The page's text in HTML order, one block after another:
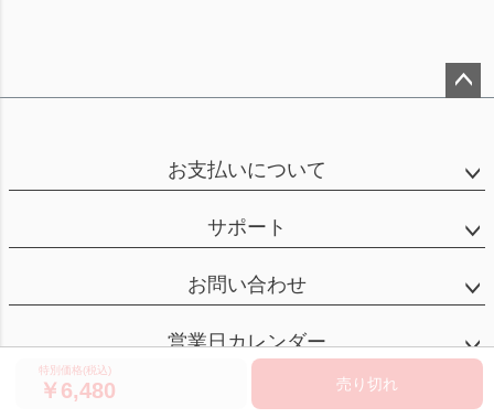
特別価格(税込)
6,480 売り切れ
お支払いについて
サポート
お問い合わせ
営業日カレンダー
©brandshot tokyo All Rights reserved.